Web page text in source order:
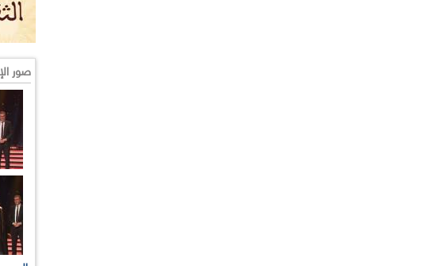
صور